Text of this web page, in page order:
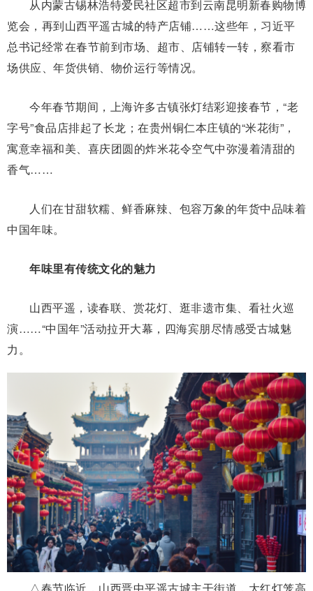
从内蒙古锡林浩特爱民社区超市到云南昆明新春购物博
览会，再到山西平遥古城的特产店铺……这些年，习近平
总书记经常在春节前到市场、超市、店铺转一转，察看市
场供应、年货供销、物价运行等情况。
今年春节期间，上海许多古镇张灯结彩迎接春节，“老
字号”食品店排起了长龙；在贵州铜仁本庄镇的“米花街”，
寓意幸福和美、喜庆团圆的炸米花令空气中弥漫着清甜的
香气……
人们在甘甜软糯、鲜香麻辣、包容万象的年货中品味着
中国年味。
年味里有传统文化的魅力
山西平遥，读春联、赏花灯、逛非遗市集、看社火巡
演……“中国年”活动拉开大幕，四海宾朋尽情感受古城魅
力。